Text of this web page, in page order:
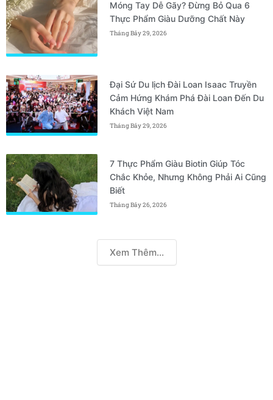
Móng Tay Dễ Gãy? Đừng Bỏ Qua 6
Thực Phẩm Giàu Dưỡng Chất Này
Tháng Bảy 29, 2026
Đại Sứ Du lịch Đài Loan Isaac Truyền
Cảm Hứng Khám Phá Đài Loan Đến Du
Khách Việt Nam
Tháng Bảy 29, 2026
7 Thực Phẩm Giàu Biotin Giúp Tóc
Chắc Khỏe, Nhưng Không Phải Ai Cũng
Biết
Tháng Bảy 26, 2026
Xem Thêm...